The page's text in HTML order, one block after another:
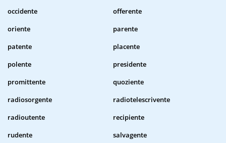
occidente
offerente
oriente
parente
patente
placente
polente
presidente
promittente
quoziente
radiosorgente
radiotelescrivente
radioutente
recipiente
rudente
salvagente